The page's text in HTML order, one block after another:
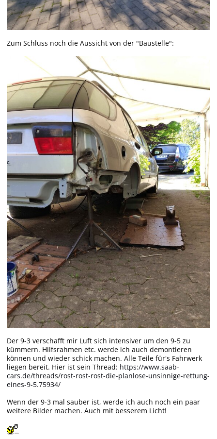
Zum Schluss noch die Aussicht von der "Baustelle":
Der 9-3 verschafft mir Luft sich intensiver um den 9-5 zu
kümmern. Hilfsrahmen etc. werde ich auch demontieren
können und wieder schick machen. Alle Teile für's Fahrwerk
liegen bereit. Hier ist sein Thread: https://www.saab-
cars.de/threads/rost-rost-rost-die-planlose-unsinnige-rettung-
eines-9-5.75934/
Wenn der 9-3 mal sauber ist, werde ich auch noch ein paar
weitere Bilder machen. Auch mit besserem Licht!